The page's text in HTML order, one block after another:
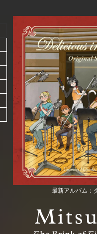
最新アルバム：